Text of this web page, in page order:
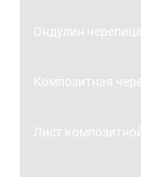
Ондулин черепица
Композитная
Лист